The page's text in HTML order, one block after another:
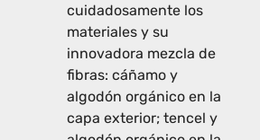
cuidadosamente los
materiales y su
innovadora mezcla de
fibras: cáñamo y
algodón orgánico en la
capa exterior; tencel y